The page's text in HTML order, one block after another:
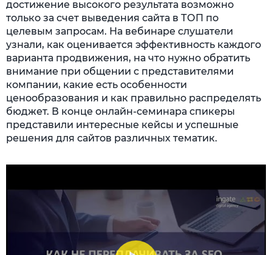
достижение высокого результата возможно
только за счет выведения сайта в ТОП по
целевым запросам. На вебинаре слушатели
узнали, как оценивается эффективность каждого
варианта продвижения, на что нужно обратить
внимание при общении с представителями
компании, какие есть особенности
ценообразования и как правильно распределять
бюджет. В конце онлайн-семинара спикеры
представили интересные кейсы и успешные
решения для сайтов различных тематик.